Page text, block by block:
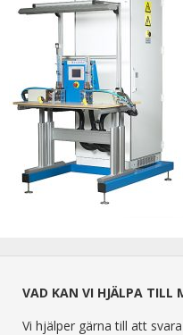
VAD KAN VI HJÄLPA TILL
Vi hjälper gärna till att